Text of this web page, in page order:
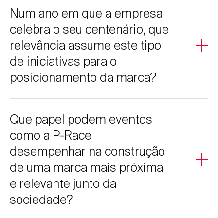
Num ano em que a empresa
celebra o seu centenário, que
relevância assume este tipo
de iniciativas para o
posicionamento da marca?
reforça a herança e a evolução da marca, demonstrando
continuidade no compromisso com a saúde pública. É
uma forma de projetar o futuro mantendo os valores
fundacionais de responsabilidade e proximidade.
Que papel podem eventos
como a P-Race
desempenhar na construção
de uma marca mais próxima
e relevante junto da
sociedade?